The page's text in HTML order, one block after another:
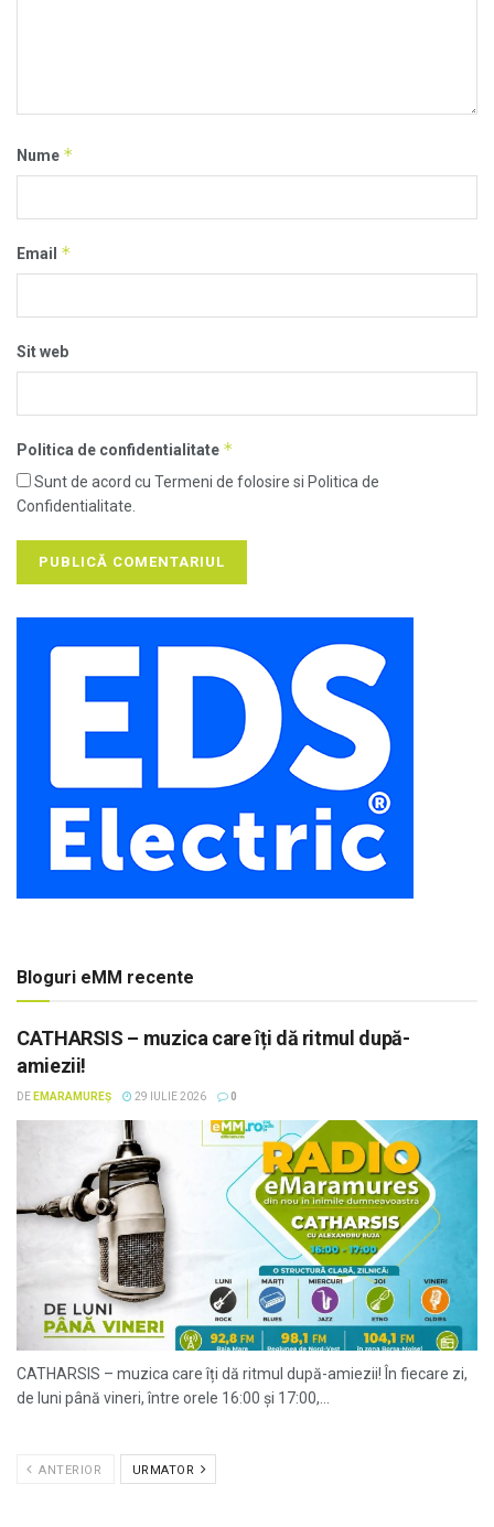
Nume *
Email *
Sit web
Politica de confidentialitate *
Sunt de acord cu Termeni de folosire si Politica de
Confidentialitate.
Bloguri eMM recente
CATHARSIS – muzica care îți dă ritmul după-
amiezii!
DE EMARAMUREȘ 29 IULIE 2026 0
CATHARSIS – muzica care îți dă ritmul după-amiezii! În fiecare zi,
de luni până vineri, între orele 16:00 și 17:00,...
ANTERIOR URMATOR